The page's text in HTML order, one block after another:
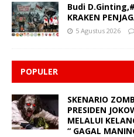
Budi
KRAKEN
5 Agustus 2026
POPULER
SKENARIO
PRESIDEN
MELALUI
“ GAGAL